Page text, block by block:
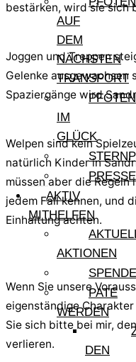
AUF
DEM
NÄCHSTEN
TRANSPORT
PFOTEN
IM
GLÜCK
PRESSE
AKTIV
MITHELFEN
AKTIONEN
PATE
WERDEN
DEN
bestärken, wird sie sich
Joggen und Treppen
Gelenke ausgewachsen
Spaziergänge wird
Welpen sind kein
natürlich Kinder in
müssen aber die Regeln
jedem Fall kennen, und
Einhaltung achten.
Wenn Sie unsere
eigenständige
Sie sich bitte bei mir,
verlieren.